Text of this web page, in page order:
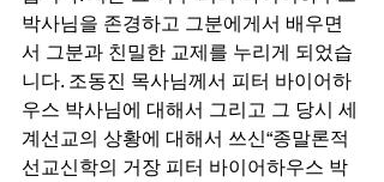
박사님을 존경하고 그분에게서 배우면
서 그분과 친밀한 교제를 누리게 되었습
니다. 조동진 목사님께서 피터 바이어하
우스 박사님에 대해서 그리고 그 당시 세
계선교의 상황에 대해서 쓰신“종말론적
선교신학의 거장 피터 바이어하우스 박